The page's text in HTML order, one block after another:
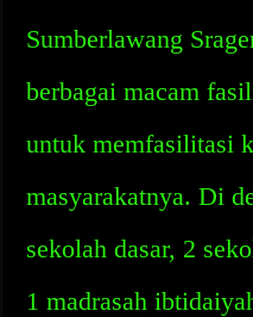
Sumberlawang
berbagai macam
untuk memfasilitasi
masyarakatnya. Di
sekolah dasar, 2
1 madrasah